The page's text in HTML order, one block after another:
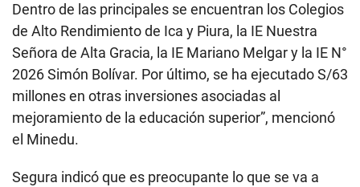
Dentro de las principales se encuentran los Colegios
de Alto Rendimiento de Ica y Piura, la IE Nuestra
Señora de Alta Gracia, la IE Mariano Melgar y la IE N°
2026 Simón Bolívar. Por último, se ha ejecutado S/63
millones en otras inversiones asociadas al
mejoramiento de la educación superior”, mencionó
el Minedu.
Segura indicó que es preocupante lo que se va a